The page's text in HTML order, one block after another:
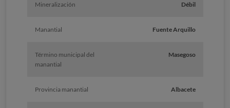
Mineralización Débil
Manantial Fuente Arquillo
Término municipal del
manantial
Masegoso
Provincia manantial Albacete